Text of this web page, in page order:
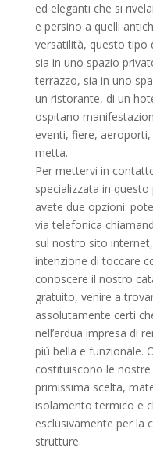
ed eleganti che si
e persino a quelli
versatilità, questo tipo
sia in uno spazio
terrazzo, sia in uno
un ristorante, di un
ospitano
eventi, fiere,
metta.
Per mettervi in
specializzata in
avete due opzioni:
via telefonica
sul nostro sito
intenzione di toccare
conoscere il nostro
gratuito, venire a
assolutamente certi
nell’ardua impresa di
più bella e funzionale.
costituiscono le
primissima scelta,
isolamento termico e
esclusivamente per la
strutture.